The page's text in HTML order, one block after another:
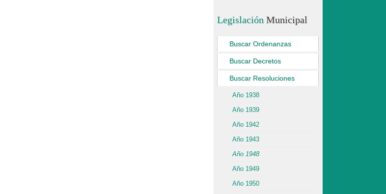
Legislación Municipal
Buscar Ordenanzas
Buscar Decretos
Buscar Resoluciones
Año 1938
Año 1939
Año 1942
Año 1943
Año 1948
Año 1949
Año 1950